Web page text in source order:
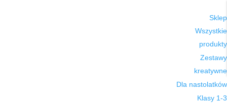
Sklep
Wszystkie
produkty
Zestawy
kreatywne
Dla nastolatków
Klasy 1-3